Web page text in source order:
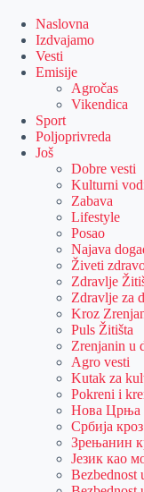
content
Naslovna
Izdvajamo
Vesti
Emisije
Agročas
Vikendica
Sport
Poljoprivreda
Još
Dobre vesti
Kulturni
Zabava
Lifestyle
Posao
Najava
Živeti
Zdravlje
Zdravlje za
Kroz
Puls Žitišta
Zrenjanin u
Agro vesti
Kutak za
Pokreni i
Нова Црња
Србија
Зрењанин
Језик као
Bezbednost